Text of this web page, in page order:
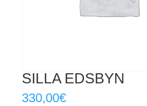
SILLA EDSBYN
330,00€